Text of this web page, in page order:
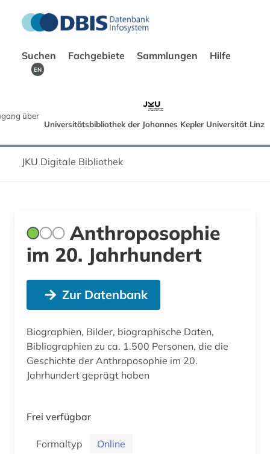
Suchen Fachgebiete Sammlungen Hilfe
EN
über
Universitätsbibliothek der Johannes Kepler Universität Linz
JKU Digitale Bibliothek
Anthroposophie
im 20. Jahrhundert
Zur Datenbank
Biographien, Bilder, biographische Daten,
Bibliographien zu ca. 1.500 Personen, die die
Geschichte der Anthroposophie im 20.
Jahrhundert geprägt haben
Frei verfügbar
Formaltyp
Online